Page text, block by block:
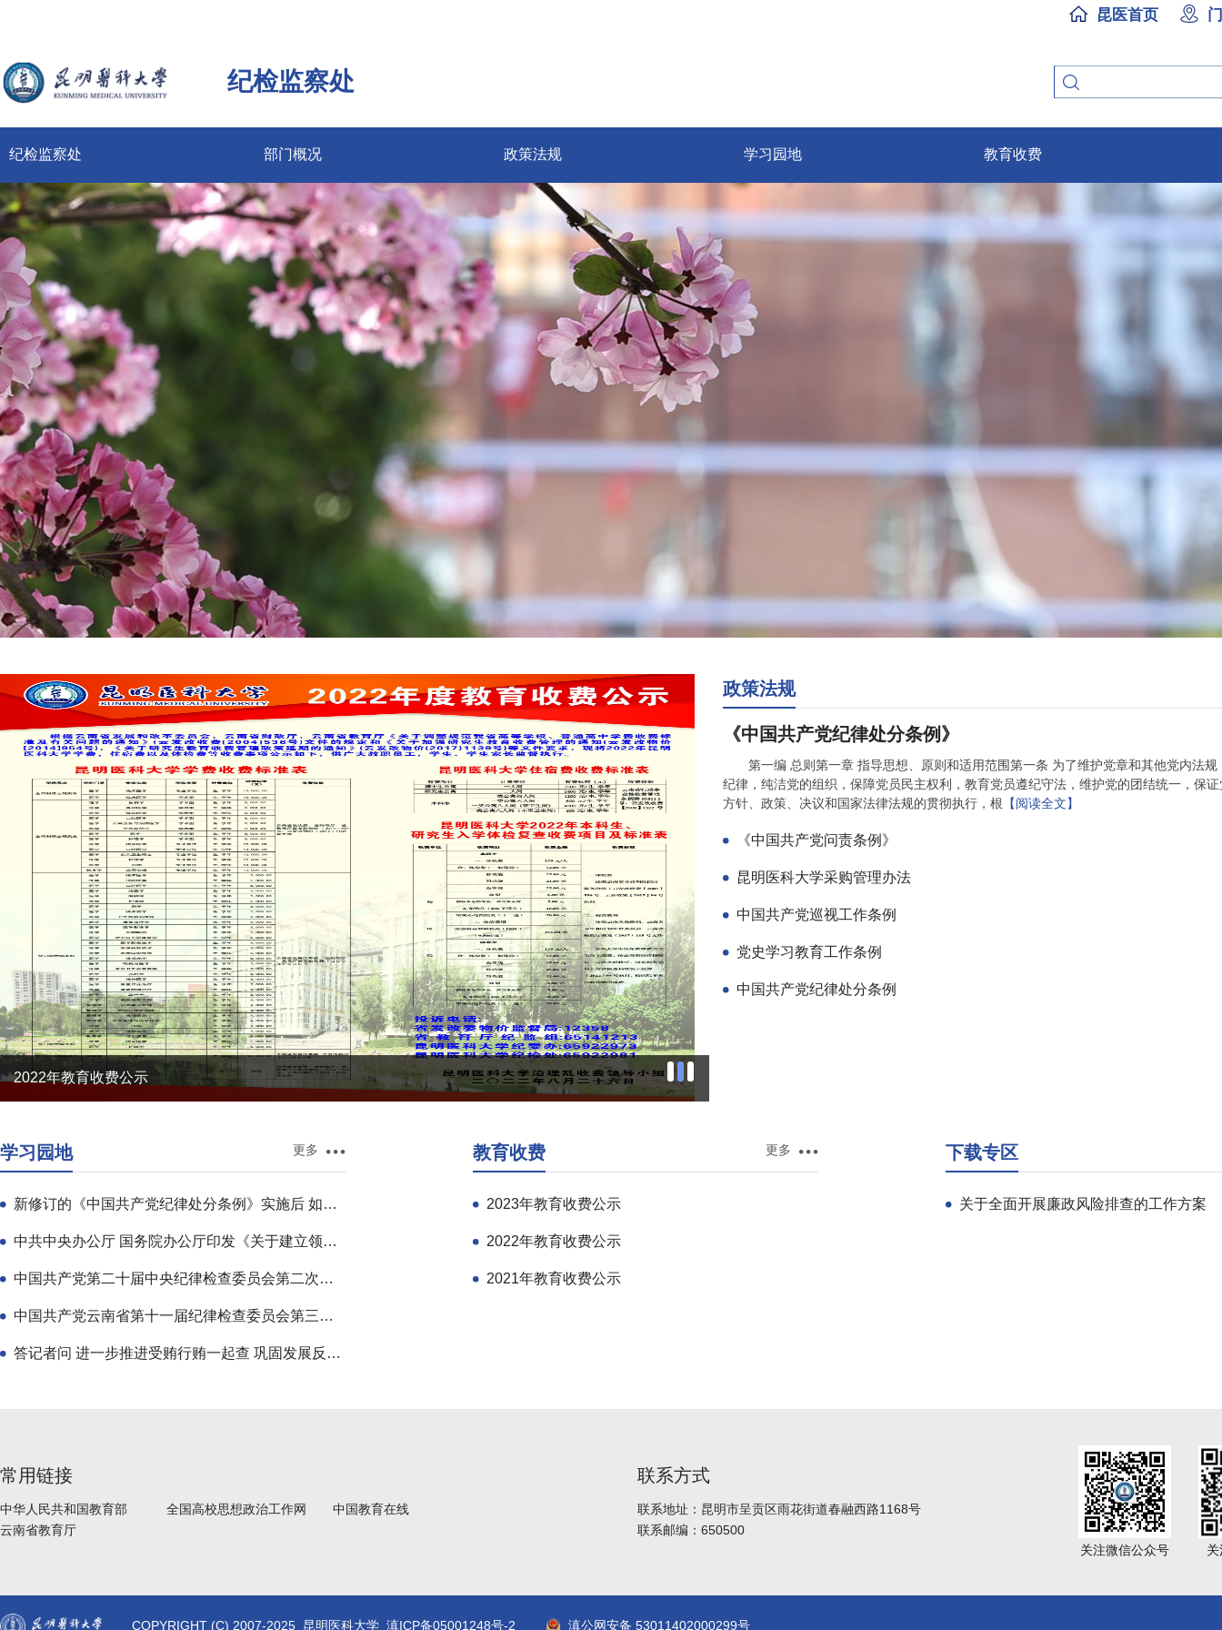
昆医首页
纪检监察处
纪检监察处 部门概况 政策法规 学习园地 教育收费
2022年教育收费公示
政策法规
《中国共产党纪律处分条例》
第一编 总则第一章 指导思想、原则和适用范围第一条 为了维护党章和其他党内法规
纪律，纯洁党的组织，保障党员民主权利，教育党员遵纪守法，维护党的团结统一，保
方针、政策、决议和国家法律法规的贯彻执行，根 【阅读全文】
《中国共产党问责条例》
昆明医科大学采购管理办法
中国共产党巡视工作条例
党史学习教育工作条例
中国共产党纪律处分条例
学习园地 更多
新修订的《中国共产党纪律处分条例》实施后 如何规范适用新旧条
中共中央办公厅 国务院办公厅印发《关于建立领导干部应知应会党
中国共产党第二十届中央纪律检查委员会第二次全体会议公报
中国共产党云南省第十一届纪律检查委员会第三次全体会议公报
答记者问 进一步推进受贿行贿一起查 巩固发展反腐败斗争压倒性
教育收费 更多
2023年教育收费公示
2022年教育收费公示
2021年教育收费公示
下载专区
关于全面开展廉政风险排查的工作方案
常用链接
中华人民共和国教育部 全国高校思想政治工作网
中国教育在线
云南省教育厅
联系方式
联系地址：昆明市呈贡区雨花街道春融西路1168号
联系邮编：650500
关注微信公众号
COPYRIGHT (C) 2007-2025 昆明医科大学 滇ICP备05001248号-2 滇公网安备 53011402000299号